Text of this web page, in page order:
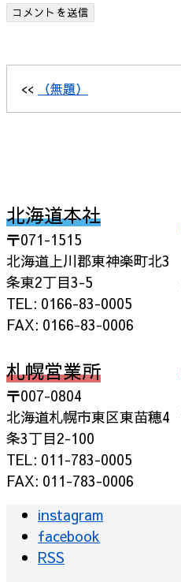
<< （無題）
北海道本社
〒071-1515
北海道上川郡東神楽町北3
条東2丁目3-5
TEL: 0166-83-0005
FAX: 0166-83-0006
札幌営業所
〒007-0804
北海道札幌市東区東苗穂4
条3丁目2-100
TEL: 011-783-0005
FAX: 011-783-0006
instagram
facebook
RSS